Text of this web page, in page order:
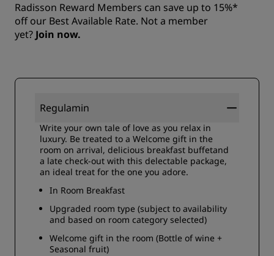
Radisson Reward Members can save up to 15%*
off our Best Available Rate. Not a member
yet? Join now.
Regulamin
Write your own tale of love as you relax in
luxury. Be treated to a Welcome gift in the
room on arrival, delicious breakfast buffetand
a late check-out with this delectable package,
an ideal treat for the one you adore.
In Room Breakfast
Upgraded room type (subject to availability
and based on room category selected)
Welcome gift in the room (Bottle of wine +
Seasonal fruit)